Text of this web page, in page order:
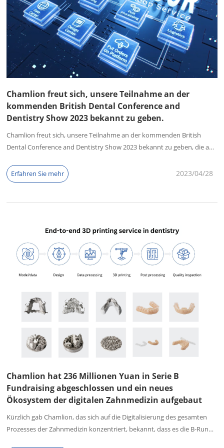
Chamlion freut sich, unsere Teilnahme an der
kommenden British Dental Conference and
Dentistry Show 2023 bekannt zu geben.
Chamlion freut sich, unsere Teilnahme an der kommenden British
Dental Conference and Dentistry Show 2023 bekannt zu geben, die am
für die Zahnmedizin freuen wir uns, unsere innovativen Produkte und
Dienstleistungen am Stand F12 präsentieren zu können.
Erfahren Sie mehr 28
2023/04
Chamlion hat 236 Millionen Yuan in Serie B
Fundraising abgeschlossen und ein neues
Ökosystem der digitalen Zahnmedizin aufgebaut
Kürzlich gab Chamlion, das sich auf die Digitalisierung des gesamten
Prozesses der Zahnmedizin konzentriert, bekannt, dass es die B-Runde